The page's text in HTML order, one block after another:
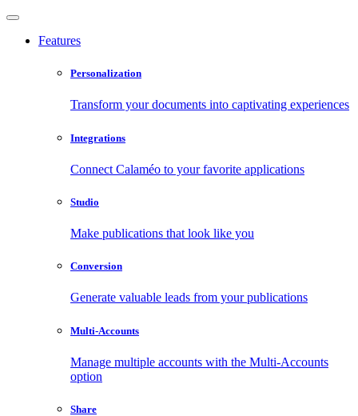
Features
Personalization
Transform your documents into captivating experiences
Integrations
Connect Calaméo to your favorite applications
Studio
Make publications that look like you
Conversion
Generate valuable leads from your publications
Multi-Accounts
Manage multiple accounts with the Multi-Accounts
option
Share